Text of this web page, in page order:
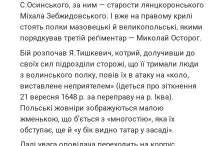
С.Осинського, за ним — старости лянцкоронського
Міхала Зебжидовського. І вже на правому крилі
стоять полки мазовецькі й великопольські, якими
порядкував третій реґіментар — Миколай Осторог.
Бій розпочав Я.Тишкевич, котрий, долучивши до
своїх сил підрозділи сторожі, що її тримали люди
з волинського полку, повів їх в атаку на «коло,
виставлене неприятелем» (ідеться про зіткнення
21 вересня 1648 р. за переправу на р. Іква).
Польські жовніри зображуються малою
жменькою, що б’ється з «многостію», яка їх
обступає, ще й «у бік видно татар у засаді».